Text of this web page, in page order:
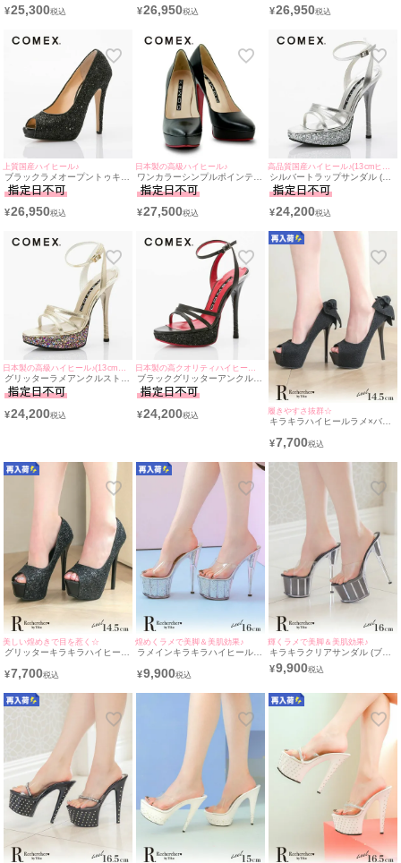
¥25,300 ¥26,950 ¥26,950
上質国産ハイヒール♪
ブラックラメオープントゥキラ
キラハイヒールパンプス(ブラ
ック) (13cmヒール)
¥26,950
日本製の高級ハイヒール♪
ワンカラーシンプルポインテッ
ドトゥレザーパンプス(ブラッ
ク) (13.5cmヒール)
¥27,500
シルバートラップサンダル (シ
ルバー) (13cmヒール)[COMEX/
コメックス]
¥24,200
グリッターラメアンクルストラ
ップサンダル (ホワイト×ゴー
ルド) (13cmヒール)
¥24,200
ブラックグリッターアンクルス
トラップサンダル (ブラック)
(13cmヒール)[COMEX/コメッ
クス]
¥24,200 履きやすさ抜群☆
キラキラハイヒールラメ×バッ
ーパンプス(ブラック) (14.5cm
ヒール)
¥7,700
美しい煌めきで目を惹く☆
グリッターキラキラハイヒール
ス(ブラック) (14.5cmヒール)
¥7,700
煌めくラメで美脚＆美肌効果♪
ラメインキラキラハイヒールク
ヒール)
¥9,900
輝くラメで美脚＆美肌効果♪
キラキラクリアサンダル (ブラ
ック) (16cmヒール)
¥9,900